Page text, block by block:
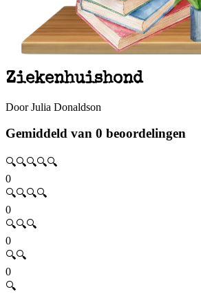
Ziekenhuishond
Door Julia Donaldson
Gemiddeld van 0 beoordelingen
🔍🔍🔍🔍🔍
0
🔍🔍🔍🔍
0
🔍🔍🔍
0
🔍🔍
0
🔍